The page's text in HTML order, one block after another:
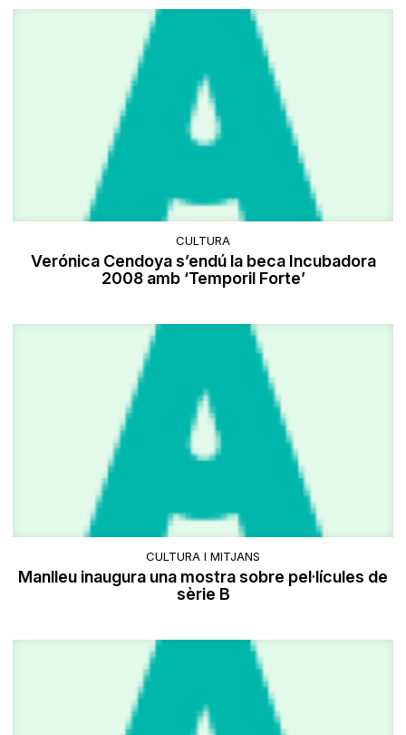
CULTURA
Verónica Cendoya s’endú la beca Incubadora
2008 amb ‘Temporil Forte’
CULTURA I MITJANS
Manlleu inaugura una mostra sobre pel·lícules de
sèrie B